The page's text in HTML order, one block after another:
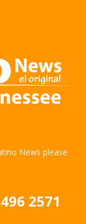
News please
2571